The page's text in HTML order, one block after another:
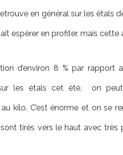
en général sur les étals
espérer en profiter, mais cette
d’environ 8 % par rapport
les étals cet été, on
au kilo. C’est énorme et on se
sont tirés vers le haut avec très